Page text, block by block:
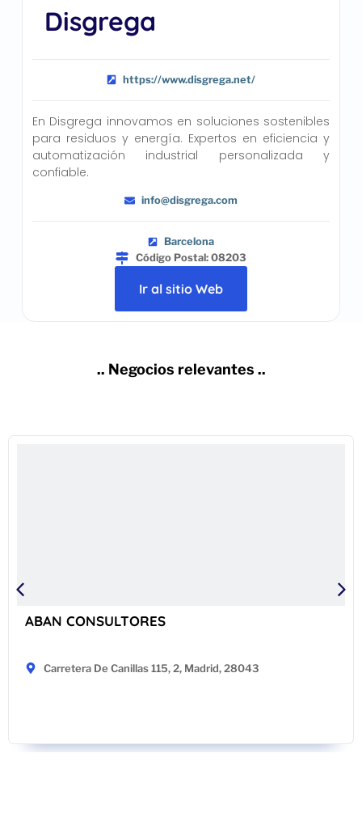
Disgrega
https://www.disgrega.net/
En Disgrega innovamos en soluciones sostenibles
para residuos y energía. Expertos en eficiencia y
automatización industrial personalizada y
confiable.
info@disgrega.com
Barcelona
Código Postal: 08203
Ir al sitio Web
.. Negocios relevantes ..
ABAN CONSULTORES
Carretera De Canillas 115, 2, Madrid, 28043